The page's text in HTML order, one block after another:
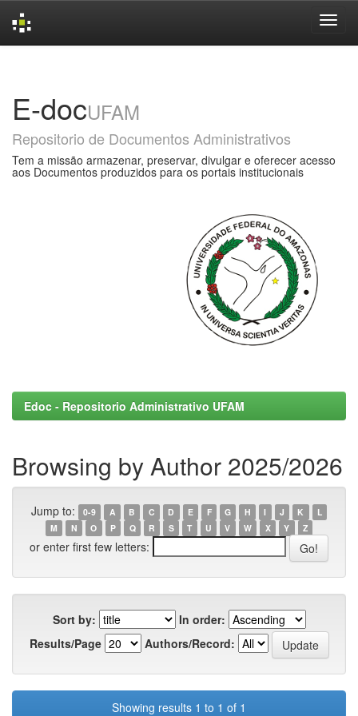
E-docUFAM
Repositorio de Documentos Administrativos
Tem a missão armazenar, preservar, divulgar e oferecer acesso
aos Documentos produzidos para os portais institucionais
Edoc - Repositorio Administrativo UFAM
Browsing by Author 2025/2026
Jump to: 0-9 A B C D E F G H I J K
L
M
N O P Q R S T U V W X Y Z
or enter first few letters:
Sort by:
In order:
Results/Page
Authors/Record:
Showing results 1 to 1 of 1